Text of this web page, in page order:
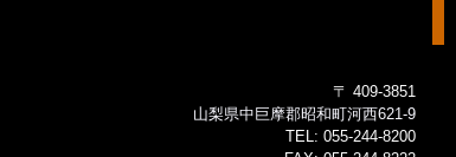
〒 409-3851
山梨県中巨摩郡昭和町河西621-9
TEL: 055-244-8200